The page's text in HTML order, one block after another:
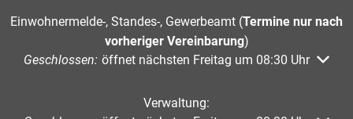
Einwohnermelde-, Standes-, Gewerbeamt (Termine nur nach
vorheriger Vereinbarung)
Klicken, um weitere Öffnungs- oder Schließzeiten
Geschlossen: öffnet nächsten Freitag um 08:30 Uhr
Verwaltung: